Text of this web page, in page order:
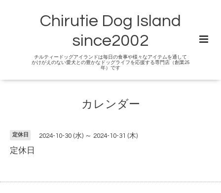
Chirutie Dog Island
since2002
チルティードッグアイランドは毎日の食事や様々なアイテムを通して
かけがえのない愛犬との豊かなドッグライフを応援する専門店（創業25
年）です
カレンダー
定休日 2024-10-30 (水) ～ 2024-10-31 (木)
定休日